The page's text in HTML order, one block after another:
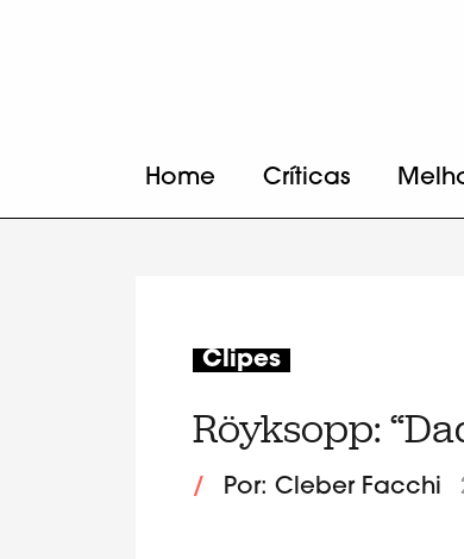
Home Críticas
Clipes
Röyksopp:
/ Por: Cleber Facchi